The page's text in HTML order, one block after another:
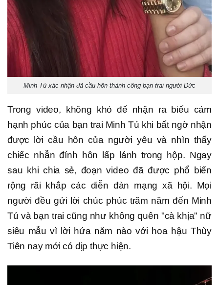
Minh Tú xác nhận đã cầu hôn thành công bạn trai người Đức
Trong video, không khó để nhận ra biểu cảm
hạnh phúc của bạn trai Minh Tú khi bất ngờ nhận
được lời cầu hôn của người yêu và nhìn thấy
chiếc nhẫn đính hôn lấp lánh trong hộp. Ngay
sau khi chia sẻ, đoạn video đã được phổ biến
rộng rãi khắp các diễn đàn mạng xã hội. Mọi
người đều gửi lời chúc phúc trăm năm đến Minh
Tú và bạn trai cũng như không quên "cà khịa" nữ
siêu mẫu vì lời hứa năm nào với hoa hậu Thùy
Tiên nay mới có dịp thực hiện.